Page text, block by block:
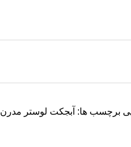
برچسب ها: آبجکت لوستر مدرن 3dsky